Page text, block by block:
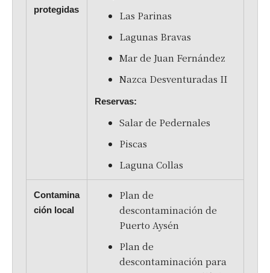
protegidas
Las Parinas
Lagunas Bravas
Mar de Juan Fernández
Nazca Desventuradas II
Reservas:
Salar de Pedernales
Piscas
Laguna Collas
Contamina
ción local
Plan de
descontaminación de
Puerto Aysén
Plan de
descontaminación para